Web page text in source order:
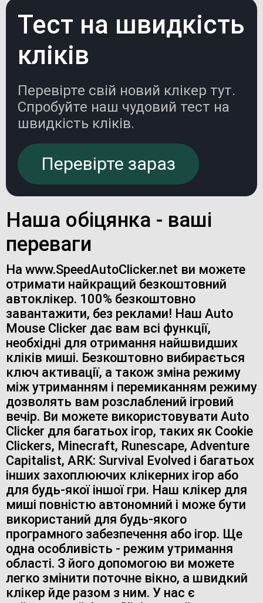
Тест на швидкість
кліків
Перевірте свій новий клікер тут.
Спробуйте наш чудовий тест на
швидкість кліків.
Перевірте зараз
Наша обіцянка - ваші
переваги
На www.SpeedAutoClicker.net ви можете
отримати найкращий безкоштовний
автоклікер. 100% безкоштовно
завантажити, без реклами! Наш Auto
Mouse Clicker дає вам всі функції,
необхідні для отримання найшвидших
кліків миші. Безкоштовно вибирається
ключ активації, а також зміна режиму
між утриманням і перемиканням режиму
дозволять вам розслаблений ігровий
вечір. Ви можете використовувати Auto
Clicker для багатьох ігор, таких як Cookie
Clickers, Minecraft, Runescape, Adventure
Capitalist, ARK: Survival Evolved і багатьох
інших захоплюючих клікерних ігор або
для будь-якої іншої гри. Наш клікер для
миші повністю автономний і може бути
використаний для будь-якого
програмного забезпечення або ігор. Ще
одна особливість - режим утримання
області. З його допомогою ви можете
легко змінити поточне вікно, а швидкий
клікер йде разом з ним. У нас є